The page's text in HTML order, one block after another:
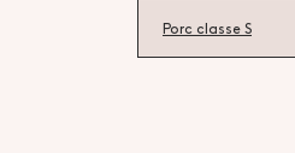
Porc classe S